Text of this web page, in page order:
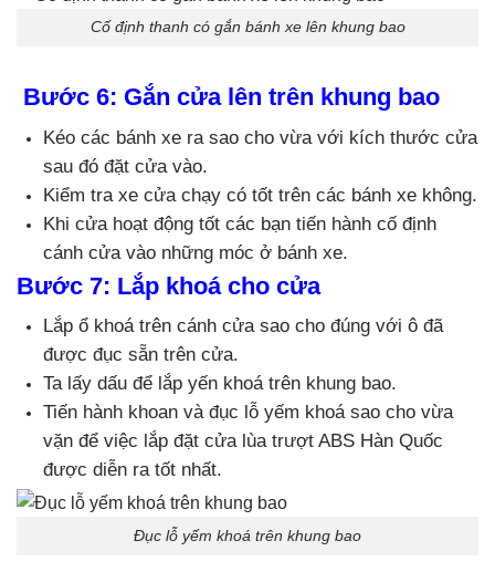
Cố định thanh có gắn bánh xe lên khung bao
Bước 6: Gắn cửa lên trên khung bao
Kéo các bánh xe ra sao cho vừa với kích thước cửa
sau đó đặt cửa vào.
Kiểm tra xe cửa chạy có tốt trên các bánh xe không.
Khi cửa hoạt động tốt các bạn tiến hành cố định
cánh cửa vào những móc ở bánh xe.
Bước 7: Lắp khoá cho cửa
Lắp ổ khoá trên cánh cửa sao cho đúng với ô đã
được đục sẵn trên cửa.
Ta lấy dấu để lắp yến khoá trên khung bao.
Tiến hành khoan và đục lỗ yếm khoá sao cho vừa
vặn để việc lắp đặt cửa lùa trượt ABS Hàn Quốc
được diễn ra tốt nhất.
Đục lỗ yếm khoá trên khung bao